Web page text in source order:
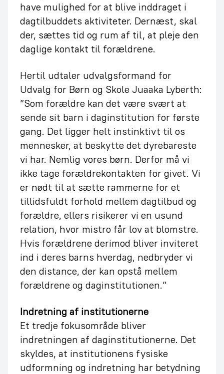
have mulighed for at blive inddraget i
dagtilbuddets aktiviteter. Dernæst, skal
der, sættes tid og rum af til, at pleje den
daglige kontakt til forældrene.
Hertil udtaler udvalgsformand for
Udvalg for Børn og Skole Juaaka Lyberth:
”Som forældre kan det være svært at
sende sit barn i daginstitution for første
gang. Det ligger helt instinktivt til os
mennesker, at beskytte det dyrebareste
vi har. Nemlig vores børn. Derfor må vi
ikke tage forældrekontakten for givet. Vi
er nødt til at sætte rammerne for et
tillidsfuldt forhold mellem dagtilbud og
forældre, ellers risikerer vi en usund
relation, hvor mistro får lov at blomstre.
Hvis forældrene derimod bliver inviteret
ind i deres barns hverdag, nedbryder vi
den distance, der kan opstå mellem
forældrene og daginstitutionen.”
Indretning af institutionerne
Et tredje fokusområde bliver
indretningen af daginstitutionerne. Det
skyldes, at institutionens fysiske
udformning og indretning har betydning